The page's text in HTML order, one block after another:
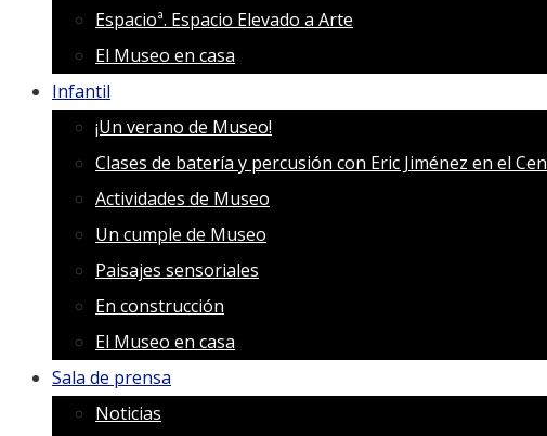
Espacioª. Espacio Elevado a Arte
El Museo en casa
Infantil
¡Un verano de Museo!
Clases de batería y percusión con Eric Jiménez en el
Actividades de Museo
Un cumple de Museo
Paisajes sensoriales
En construcción
El Museo en casa
Sala de prensa
Noticias